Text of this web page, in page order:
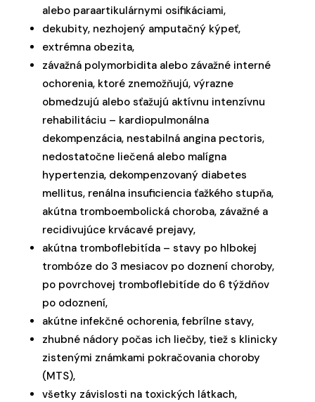
alebo paraartikulárnymi osifikáciami,
dekubity, nezhojený amputačný kýpeť,
extrémna obezita,
závažná polymorbidita alebo závažné interné
ochorenia, ktoré znemožňujú, výrazne
obmedzujú alebo sťažujú aktívnu intenzívnu
rehabilitáciu – kardiopulmonálna
dekompenzácia, nestabilná angina pectoris,
nedostatočne liečená alebo malígna
hypertenzia, dekompenzovaný diabetes
mellitus, renálna insuficiencia ťažkého stupňa,
akútna tromboembolická choroba, závažné a
recidivujúce krvácavé prejavy,
akútna tromboflebitída – stavy po hlbokej
trombóze do 3 mesiacov po doznení choroby,
po povrchovej tromboflebitíde do 6 týždňov
po odoznení,
akútne infekčné ochorenia, febrílne stavy,
zhubné nádory počas ich liečby, tiež s klinicky
zistenými známkami pokračovania choroby
(MTS),
všetky závislosti na toxických látkach,